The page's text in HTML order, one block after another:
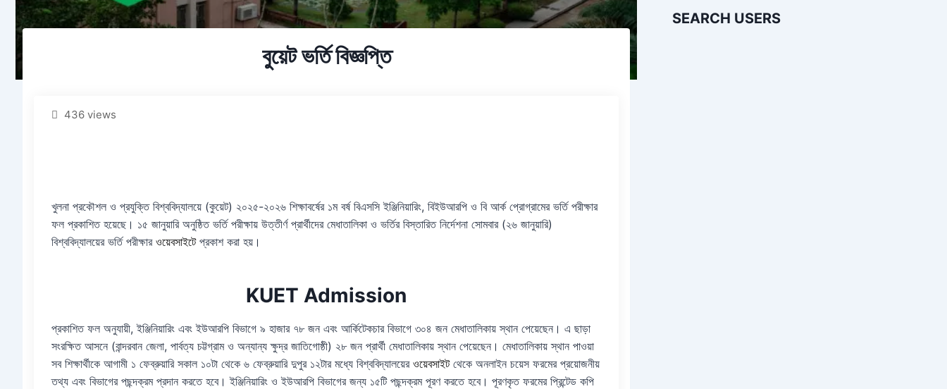
বুয়েট ভর্তি বিজ্ঞপ্তি
436 views
খুলনা প্রকৌশল ও প্রযুক্তি বিশ্ববিদ্যালয়ে (কুয়েট) ২০২৫-২০২৬ শিক্ষাবর্ষের ১ম বর্ষ বিএসসি ইঞ্জিনিয়ারিং, বিইউআরপি ও বি আর্ক প্রোগ্রামের ভর্তি পরীক্ষার
ফল প্রকাশিত হয়েছে। ১৫ জানুয়ারি অনুষ্ঠিত ভর্তি পরীক্ষায় উত্তীর্ণ প্রার্থীদের মেধাতালিকা ও ভর্তির বিস্তারিত নির্দেশনা সোমবার (২৬ জানুয়ারি)
বিশ্ববিদ্যালয়ের ভর্তি পরীক্ষার ওয়েবসাইটে প্রকাশ করা হয়।
KUET Admission
প্রকাশিত ফল অনুযায়ী, ইঞ্জিনিয়ারিং এবং ইউআরপি বিভাগে ৯ হাজার ৭৮ জন এবং আর্কিটেকচার বিভাগে ৩০৪ জন মেধাতালিকায় স্থান পেয়েছেন। এ ছাড়া
সংরক্ষিত আসনে (বান্দরবান জেলা, পার্বত্য চট্টগ্রাম ও অন্যান্য ক্ষুদ্র জাতিগোষ্ঠী) ২৮ জন প্রার্থী মেধাতালিকায় স্থান পেয়েছেন। মেধাতালিকায় স্থান পাওয়া
সব শিক্ষার্থীকে আগামী ১ ফেব্রুয়ারি সকাল ১০টা থেকে ৬ ফেব্রুয়ারি দুপুর ১২টার মধ্যে বিশ্ববিদ্যালয়ের ওয়েবসাইটথেকে অনলাইন চয়েস ফরমের প্রয়োজনীয়
তথ্য এবং বিভাগের পছন্দক্রম প্রদান করতে হবে। ইঞ্জিনিয়ারিং ও ইউআরপি বিভাগের জন্য ১৫টি পছন্দক্রম পূরণ করতে হবে। পূরণকৃত ফরমের প্রিন্টেড কপি
SEARCH USERS